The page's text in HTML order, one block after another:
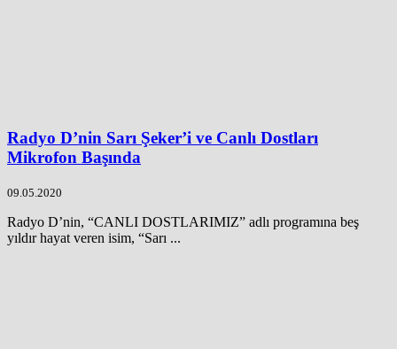
Radyo D’nin Sarı Şeker’i ve Canlı Dostları
Mikrofon Başında
09.05.2020
Radyo D’nin, “CANLI DOSTLARIMIZ” adlı programına beş
yıldır hayat veren isim, “Sarı ...